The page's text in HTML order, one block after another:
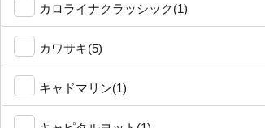
カロライナクラッシック(1)
カワサキ(5)
キャドマリン(1)